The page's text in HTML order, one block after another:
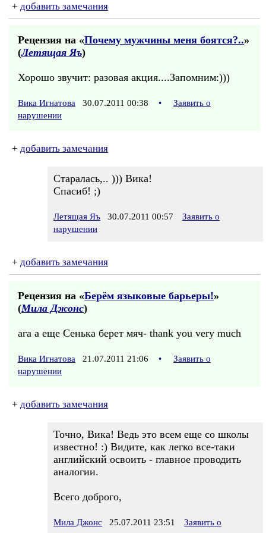
+ добавить замечания
Рецензия на «Почему мужчины меня боятся?..»
(Летящая Яъ)
Хорошо звучит: разовая акция....Запомним:)))
Вика Игнатова 30.07.2011 00:38 •
Заявить о
нарушении
+ добавить замечания
Старалась,.. ))) Вика!
Спасиб! ;)
Летящая Яъ 30.07.2011 00:57
Заявить о
нарушении
+ добавить замечания
Рецензия на «Берём языковые барьеры!»
(Мила Джонс)
ага а еще Сенька берет мяч- thank you very much
Вика Игнатова 21.07.2011 21:06 •
Заявить о
нарушении
+ добавить замечания
Точно, Вика! Ведь это всем еще со школы
известно! :) Видите, как легко все-таки
английский освоить - главное проводить
аналогии.
Всего доброго,
Мила Джонс 25.07.2011 23:51
Заявить о